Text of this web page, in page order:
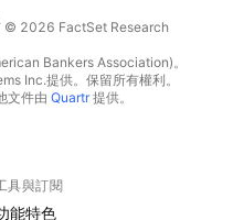
© 2026 FactSet Research
Bankers Association)。
Inc.提供。保留所有權利。
文件由 Quartr提供。
具與訂閱
能特色